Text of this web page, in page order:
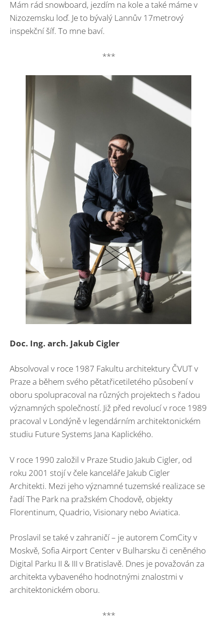
Mám rád snowboard, jezdím na kole a také máme v
Nizozemsku loď. Je to bývalý Lannův 17metrový
inspekční šíf. To mne baví.
***
Doc. Ing. arch. Jakub Cigler
Absolvoval v roce 1987 Fakultu architektury ČVUT v
Praze a během svého pětatřicetiletého působení v
oboru spolupracoval na různých projektech s řadou
významných společností. Již před revolucí v roce 1989
pracoval v Londýně v legendárním architektonickém
studiu Future Systems Jana Kaplického.
V roce 1990 založil v Praze Studio Jakub Cigler, od
roku 2001 stojí v čele kanceláře Jakub Cigler
Architekti. Mezi jeho významné tuzemské realizace se
řadí The Park na pražském Chodově, objekty
Florentinum, Quadrio, Visionary nebo Aviatica.
Proslavil se také v zahraničí – je autorem ComCity v
Moskvě, Sofia Airport Center v Bulharsku či ceněného
Digital Parku II & III v Bratislavě. Dnes je považován za
architekta vybaveného hodnotnými znalostmi v
architektonickém oboru.
***